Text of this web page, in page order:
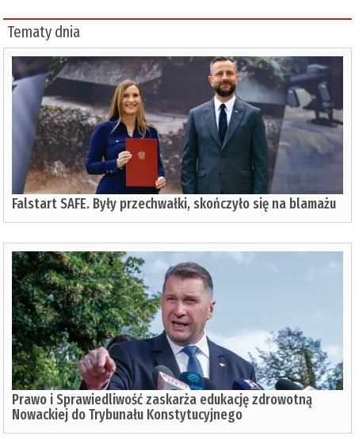
Tematy dnia
Falstart SAFE. Były przechwałki, skończyło się na blamażu
Prawo i Sprawiedliwość zaskarża edukację zdrowotną
Nowackiej do Trybunału Konstytucyjnego